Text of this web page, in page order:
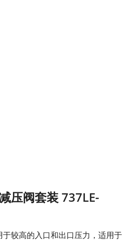
压阀套装 737LE-
较高的入口和出口压力，适用于